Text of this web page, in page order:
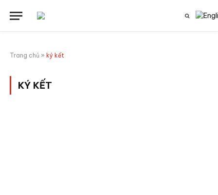
Trang chủ » ký kết
KÝ KẾT